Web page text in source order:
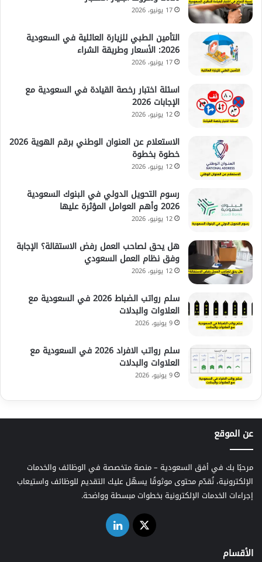
17 يونيو، 2026
التأمين الطبي للزيارة العائلية في السعودية
2026: الأسعار وطريقة الشراء
17 يونيو، 2026
اسئلة اختبار رخصة القيادة في السعودية مع
الإجابات 2026
12 يونيو، 2026
الاستعلام عن العنوان الوطني برقم الهوية 2026
خطوة بخطوة
12 يونيو، 2026
رسوم التحويل الدولي في البنوك السعودية
2026 وأهم العوامل المؤثرة عليها
12 يونيو، 2026
هل يحق لصاحب العمل رفض الاستقالة؟ الإجابة
وفق نظام العمل السعودي
12 يونيو، 2026
سلم رواتب الضباط 2026 في السعودية مع
العلاوات والبدلات
9 يونيو، 2026
سلم رواتب الافراد 2026 في السعودية مع
العلاوات والبدلات
9 يونيو، 2026
عن الموقع
مرحبًا بك في أفق السعودية – منصة متخصصة في الوظائف والخدمات
الإلكترونية، نُقدّم محتوى موثوقًا يسهّل عليك التقديم للوظائف واستيعاب
إجراءات الخدمات الإلكترونية بخطوات مبسطة وواضحة.
‫X لينكدإن
الأقسام